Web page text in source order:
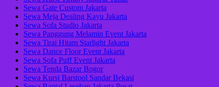
Sewa Gate Custom Jakarta
Sewa Meja Dealing Kayu Jakarta
Sewa Sofa Studio Jakarta
Sewa Panggung Melamin Event Jakarta
Sewa Tirai Hitam Starlight Jakarta
Sewa Dance Floor Event Jakarta
Sewa Sofa Puff Event Jakarta
Sewa Tenda Bazar Bogor
Sewa Kursi Barstool Sandar Bekasi